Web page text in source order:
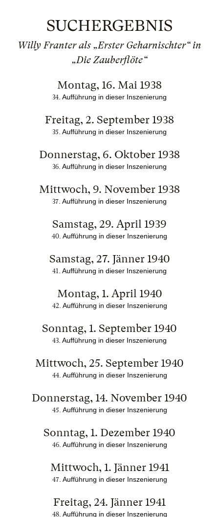
SUCHERGEBNIS
Willy Franter als „Erster Geharnischter“ in
„Die Zauberflöte“
Montag, 16. Mai 1938
34 . Aufführung in dieser Inszenierung
Freitag, 2. September 1938
35 . Aufführung in dieser Inszenierung
Donnerstag, 6. Oktober 1938
36 . Aufführung in dieser Inszenierung
Mittwoch, 9. November 1938
37 . Aufführung in dieser Inszenierung
Samstag, 29. April 1939
40 . Aufführung in dieser Inszenierung
Samstag, 27. Jänner 1940
41 . Aufführung in dieser Inszenierung
Montag, 1. April 1940
42. Aufführung in dieser Inszenierung
Sonntag, 1. September 1940
43 . Aufführung in dieser Inszenierung
Mittwoch, 25. September 1940
44. Aufführung in dieser Inszenierung
Donnerstag, 14. November 1940
45. Aufführung in dieser Inszenierung
Sonntag, 1. Dezember 1940
46. Aufführung in dieser Inszenierung
Mittwoch, 1. Jänner 1941
47. Aufführung in dieser Inszenierung
Freitag, 24. Jänner 1941
48. Aufführung in dieser Inszenierung